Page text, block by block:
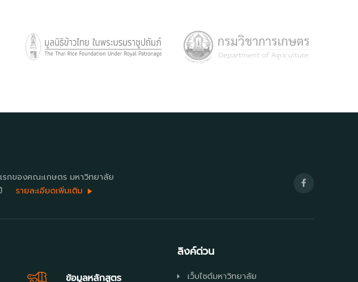
รกของคณะเกษตร มหาวิทยาลัย
รายละเอียดเพิ่มเติม
ข้อมูลหลักสูตร
ลิงค์ด่วน
เว็บไซต์มหาวิทยาลัย